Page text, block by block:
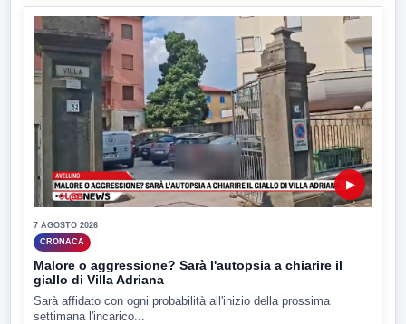
▶
7 AGOSTO 2026
CRONACA
Malore o aggressione? Sarà l'autopsia a chiarire il
giallo di Villa Adriana
Sarà affidato con ogni probabilità all'inizio della prossima
settimana l'incarico...